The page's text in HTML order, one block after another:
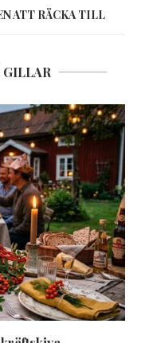
ATT RÄCKA TILL
GILLAR